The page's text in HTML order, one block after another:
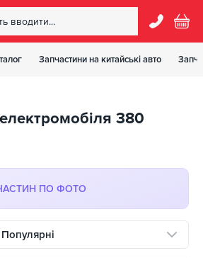
Запчастини на китайські авто
380
ПО ФОТО
Популярні